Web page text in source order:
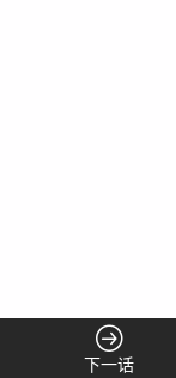
下一话